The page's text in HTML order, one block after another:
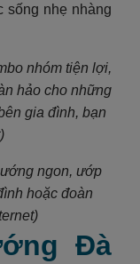
sống nhẹ nhàng
nhóm tiện lợi,
hảo cho những
gia đình, bạn
ngon, ướp
hoặc đoàn
Đà